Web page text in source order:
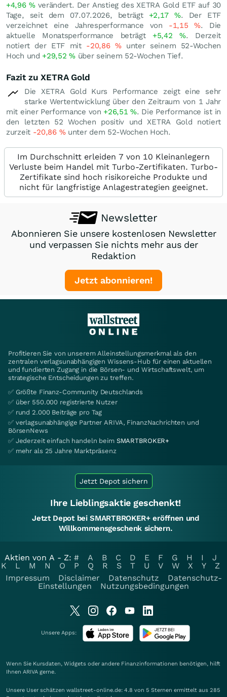
+4,96 %verändert. Der Anstieg des XETRA Gold ETF auf 30
Tage, seit dem 07.07.2026, beträgt +2,17%. Der ETF
verzeichnet eine Jahresperformance von -1,15%. Die
aktuelle Monatsperformance beträgt +5,42%. Derzeit
notiert der ETF mit -20,86 %unter seinem 52-Wochen
Hoch und +29,52%über seinem 52-Wochen Tief.
Fazit zu XETRA Gold
Die XETRA Gold Kurs Performance zeigt eine sehr
starke Wertentwicklung über den Zeitraum von 1 Jahr
mit einer Performance von +26,51%. Die Performance ist in
den letzten 52 Wochen positiv und XETRA Gold notiert
zurzeit -20,86 %unter dem 52-Wochen Hoch.
Im Durchschnitt erleiden 7 von 10 Kleinanlegern
Verluste beim Handel mit Turbo-Zertifikaten. Turbo-
Zertifikate sind hoch risikoreiche Produkte und
nicht für langfristige Anlagestrategien geeignet.
Newsletter
Abonnieren Sie unsere kostenlosen Newsletter
und verpassen Sie nichts mehr aus der
Redaktion
Jetzt abonnieren!
Profitieren Sie von unserem Alleinstellungsmerkmal als den
zentralen verlagsunabhängigen Wissens-Hub für einen aktuellen
und fundierten Zugang in die Börsen- und Wirtschaftswelt, um
strategische Entscheidungen zu treffen.
✅ Größte Finanz-Community Deutschlands
✅ über 550.000 registrierte Nutzer
✅ rund 2.000 Beiträge pro Tag
✅ verlagsunabhängige Partner ARIVA, FinanzNachrichten und
BörsenNews
✅ Jederzeit einfach handeln beim SMARTBROKER+
✅ mehr als 25 Jahre Marktpräsenz
Jetzt Depot sichern
Ihre Lieblingsaktie geschenkt!
Jetzt Depot bei SMARTBROKER+ eröffnen und
Willkommensgeschenk sichern.
Aktien von A - Z: # A B C D E F G H I
J
K
L M N O P Q R S T U V W X Y
Z
Impressum
Disclaimer Datenschutz
Datenschutz-
Einstellungen
Nutzungsbedingungen
Unsere Apps:
Wenn Sie Kursdaten, Widgets oder andere Finanzinformationen benötigen, hilft
Ihnen ARIVA gerne.
Unsere User schätzen wallstreet-online.de: 4.8 von 5 Sternen ermittelt aus 285